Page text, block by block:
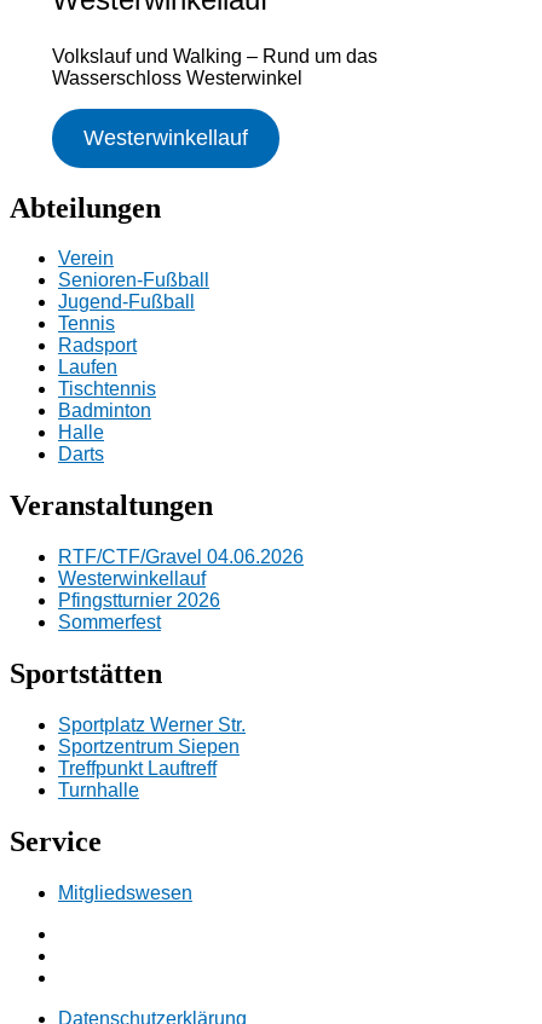
Volkslauf und Walking – Rund um das
Wasserschloss Westerwinkel
Westerwinkellauf
Abteilungen
Verein
Senioren-Fußball
Jugend-Fußball
Tennis
Radsport
Laufen
Tischtennis
Badminton
Halle
Darts
Veranstaltungen
RTF/CTF/Gravel 04.06.2026
Westerwinkellauf
Pfingstturnier 2026
Sommerfest
Sportstätten
Sportplatz Werner Str.
Sportzentrum Siepen
Treffpunkt Lauftreff
Turnhalle
Service
Mitgliedswesen
Datenschutzerklärung